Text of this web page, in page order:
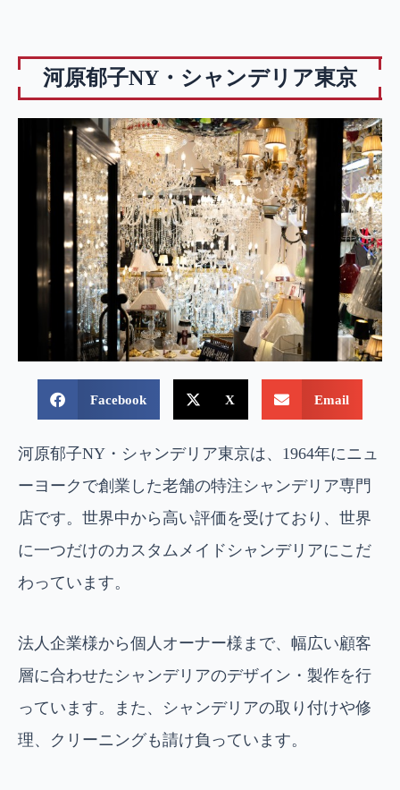
河原郁子NY・シャンデリア東京
Facebook X Email
河原郁子NY・シャンデリア東京は、1964年にニュ
ーヨークで創業した老舗の特注シャンデリア専門
店です。世界中から高い評価を受けており、世界
に一つだけのカスタムメイドシャンデリアにこだ
わっています。
法人企業様から個人オーナー様まで、幅広い顧客
層に合わせたシャンデリアのデザイン・製作を行
っています。また、シャンデリアの取り付けや修
理、クリーニングも請け負っています。